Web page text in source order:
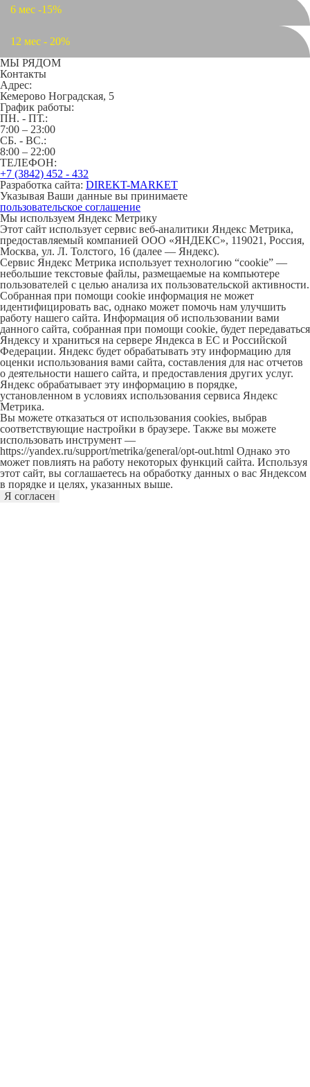
6 мес -15%
12 мес - 20%
МЫ РЯДОМ
Контакты
Адрес:
Кемерово Ноградская, 5
График работы:
ПН. - ПТ.:
7:00 – 23:00
СБ. - ВС.:
8:00 – 22:00
ТЕЛЕФОН:
+7 (3842) 452 - 432
Разработка сайта: DIREKT-MARKET
Указывая Ваши данные вы принимаете
пользовательское соглашение
Мы используем Яндекс Метрику
Этот сайт использует сервис веб-аналитики Яндекс Метрика,
предоставляемый компанией ООО «ЯНДЕКС», 119021, Россия,
Москва, ул. Л. Толстого, 16 (далее — Яндекс).
Сервис Яндекс Метрика использует технологию “cookie” —
небольшие текстовые файлы, размещаемые на компьютере
пользователей с целью анализа их пользовательской активности.
Собранная при помощи cookie информация не может
идентифицировать вас, однако может помочь нам улучшить
работу нашего сайта. Информация об использовании вами
данного сайта, собранная при помощи cookie, будет передаваться
Яндексу и храниться на сервере Яндекса в ЕС и Российской
Федерации. Яндекс будет обрабатывать эту информацию для
оценки использования вами сайта, составления для нас отчетов
о деятельности нашего сайта, и предоставления других услуг.
Яндекс обрабатывает эту информацию в порядке,
установленном в условиях использования сервиса Яндекс
Метрика.
Вы можете отказаться от использования cookies, выбрав
соответствующие настройки в браузере. Также вы можете
использовать инструмент —
https://yandex.ru/support/metrika/general/opt-out.html Однако это
может повлиять на работу некоторых функций сайта. Используя
этот сайт, вы соглашаетесь на обработку данных о вас Яндексом
в порядке и целях, указанных выше.
Я согласен